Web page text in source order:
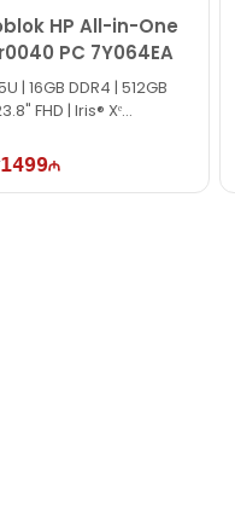
HP All-in-One
PC 7Y064EA
| 16GB DDR4 | 512GB
FHD | Iris® Xᵉ
1499